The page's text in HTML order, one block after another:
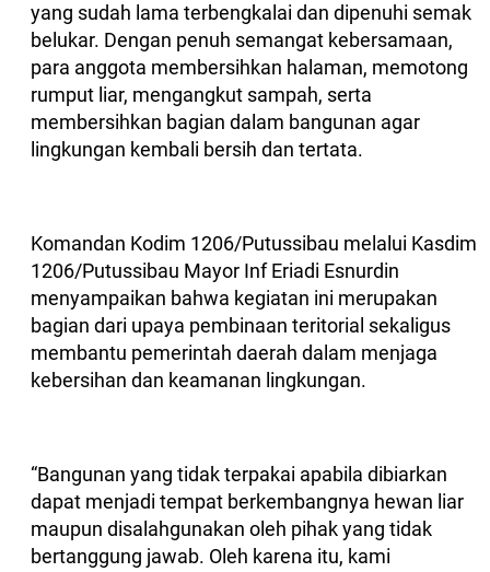
yang sudah lama terbengkalai dan dipenuhi semak
belukar. Dengan penuh semangat kebersamaan,
para anggota membersihkan halaman, memotong
rumput liar, mengangkut sampah, serta
membersihkan bagian dalam bangunan agar
lingkungan kembali bersih dan tertata.
Komandan Kodim 1206/Putussibau melalui Kasdim
1206/Putussibau Mayor Inf Eriadi Esnurdin
menyampaikan bahwa kegiatan ini merupakan
bagian dari upaya pembinaan teritorial sekaligus
membantu pemerintah daerah dalam menjaga
kebersihan dan keamanan lingkungan.
“Bangunan yang tidak terpakai apabila dibiarkan
dapat menjadi tempat berkembangnya hewan liar
maupun disalahgunakan oleh pihak yang tidak
bertanggung jawab. Oleh karena itu, kami